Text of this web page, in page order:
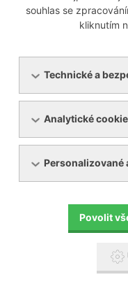
Odborně servisujeme
trhu, mezi které patří
Elmo Rietschle
Nash Elmo
Aerzen
Gardner Denver
Naši servisní technici
výrobců, které na
Posunujeme tak naši
souhlas se
kliknutím
Technické a
Analytické
Personalizované
Povolit